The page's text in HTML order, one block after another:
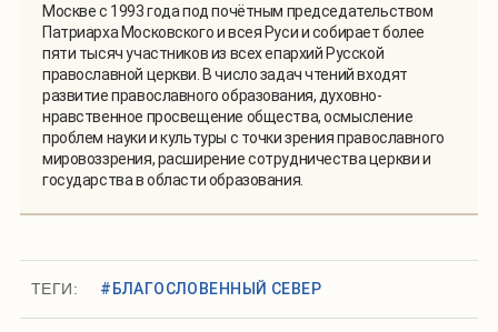
Москве с 1993 года под почётным председательством
Патриарха Московского и всея Руси и собирает более
пяти тысяч участников из всех епархий Русской
православной церкви. В число задач чтений входят
развитие православного образования, духовно-
нравственное просвещение общества, осмысление
проблем науки и культуры с точки зрения православного
мировоззрения, расширение сотрудничества церкви и
государства в области образования.
ТЕГИ: #БЛАГОСЛОВЕННЫЙ СЕВЕР